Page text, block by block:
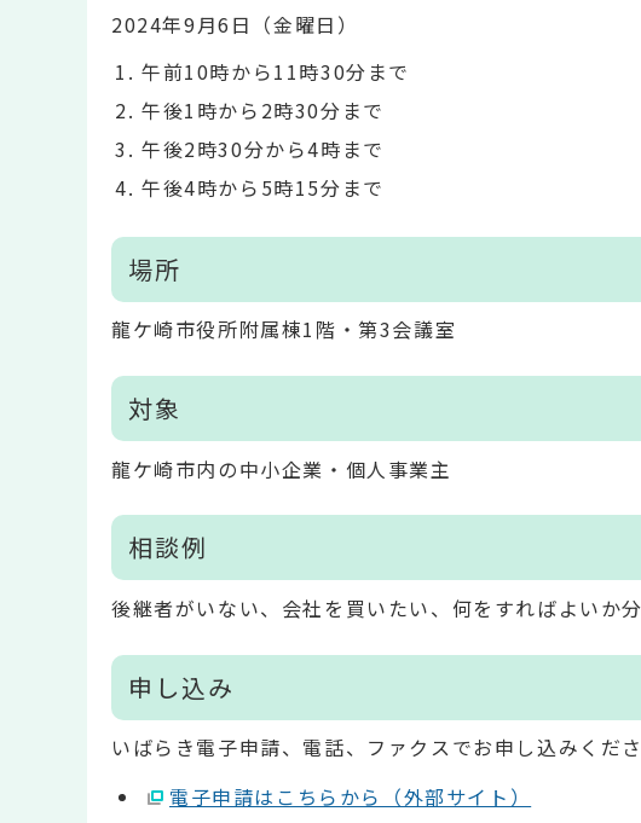
2024年9月6日（金曜日）
午前10時から11時30分まで
午後1時から2時30分まで
午後2時30分から4時まで
午後4時から5時15分まで
場所
龍ケ崎市役所附属棟1階・第3会議室
対象
龍ケ崎市内の中小企業・個人事業主
相談例
後継者がいない、会社を買いたい、何をすればよいか
申し込み
いばらき電子申請、電話、ファクスでお申し込みくださ
電子申請はこちらから（外部サイト）